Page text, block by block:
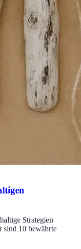
Strategien
sind 10 bewährte